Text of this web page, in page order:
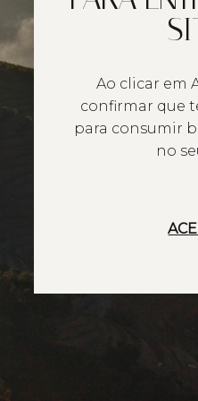
Ao clicar em
confirmar que
para consumir
no